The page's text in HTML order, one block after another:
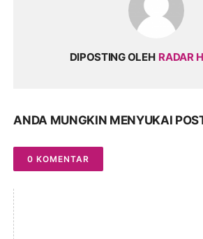
DIPOSTING OLEH RADAR
ANDA MUNGKIN MENYUKAI
0 KOMENTAR